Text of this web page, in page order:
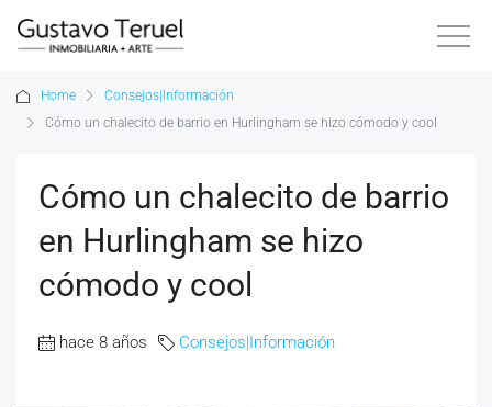
Home
Consejos|Información
Cómo un chalecito de barrio en Hurlingham se hizo cómodo y cool
Cómo un chalecito de barrio
en Hurlingham se hizo
cómodo y cool
hace 8 años Consejos|Información